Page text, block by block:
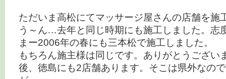
ただいま高松にてマッサージ屋さんの店舗を施
う～ん…去年と同じ時期にも施工しました。志
まー2006年の春にも三本松で施工しました。
もちろん施主様は同じです。ありがとうござい
後、徳島にも2店舗あります。そこは県外なの